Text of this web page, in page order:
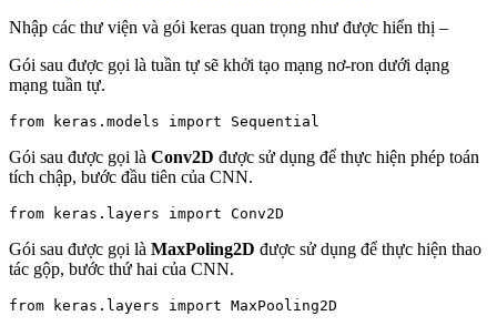
Nhập các thư viện và gói keras quan trọng như được hiển thị –
Gói sau được gọi là tuần tự sẽ khởi tạo mạng nơ-ron dưới dạng
mạng tuần tự.
Gói sau được gọi là Conv2D được sử dụng để thực hiện phép toán
tích chập, bước đầu tiên của CNN.
Gói sau được gọi là MaxPoling2D được sử dụng để thực hiện thao
tác gộp, bước thứ hai của CNN.